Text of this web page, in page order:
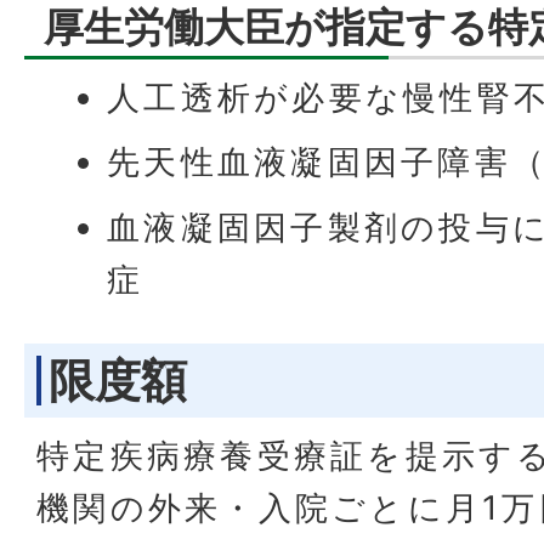
厚生労働大臣が指定する特
人工透析が必要な慢性腎
先天性血液凝固因子障害
血液凝固因子製剤の投与
症
限度額
特定疾病療養受療証を提示す
機関の外来・入院ごとに月1